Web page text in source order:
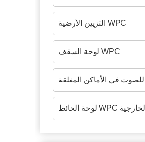
التزيين الأرضية WPC
لوحة السقف WPC
لوحة الحائط WPC الخارجية